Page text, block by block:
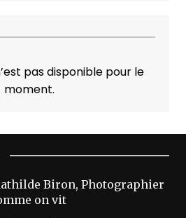
pas disponible pour le
moment.
Biron, Photographier
on vit